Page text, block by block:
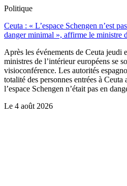
Politique
Ceuta : « L’espace Schengen n’est
danger minimal », affirme le ministre
Après les événements de Ceuta jeudi
ministres de l’intérieur européens se
visioconférence. Les autorités
totalité des personnes entrées à
l’espace Schengen n’était pas en
Le 4 août 2026